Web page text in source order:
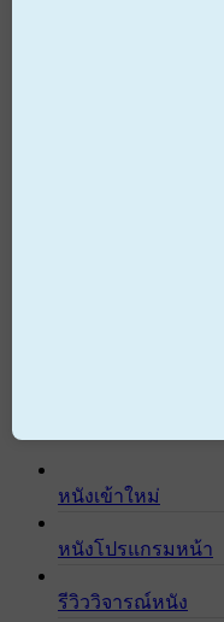
หนังเข้าใหม่
หนังโปรแกรมหน้า
รีวิววิจารณ์หนัง